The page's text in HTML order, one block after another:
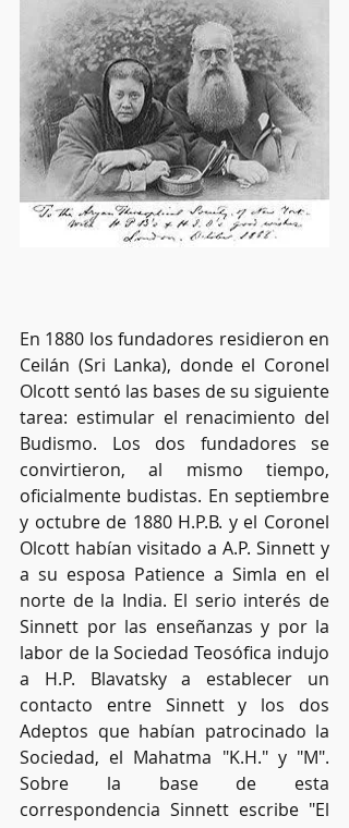
En 1880 los fundadores residieron en
Ceilán (Sri Lanka), donde el Coronel
Olcott sentó las bases de su siguiente
tarea: estimular el renacimiento del
Budismo. Los dos fundadores se
convirtieron, al mismo tiempo,
oficialmente budistas. En septiembre
y octubre de 1880 H.P.B. y el Coronel
Olcott habían visitado a A.P. Sinnett y
a su esposa Patience a Simla en el
norte de la India. El serio interés de
Sinnett por las enseñanzas y por la
labor de la Sociedad Teosófica indujo
a H.P. Blavatsky a establecer un
contacto entre Sinnett y los dos
Adeptos que habían patrocinado la
Sociedad, el Mahatma "K.H." y "M".
Sobre la base de esta
correspondencia Sinnett escribe "El